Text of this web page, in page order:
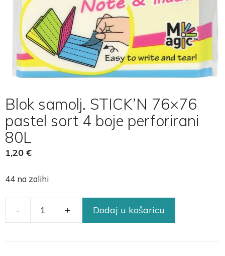
Blok samolj. STICK’N 76×76
pastel sort 4 boje perforirani
80L
1,20 €
44 na zalihi
- + Dodaj u košaricu